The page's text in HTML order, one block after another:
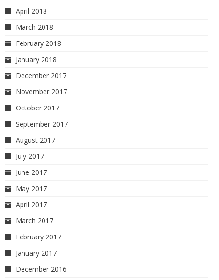
April 2018
March 2018
February 2018
January 2018
December 2017
November 2017
October 2017
September 2017
August 2017
July 2017
June 2017
May 2017
April 2017
March 2017
February 2017
January 2017
December 2016